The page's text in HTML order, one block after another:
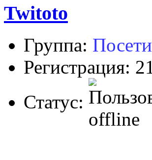
Twitoto
Группа:
Регистрация:
Статус: